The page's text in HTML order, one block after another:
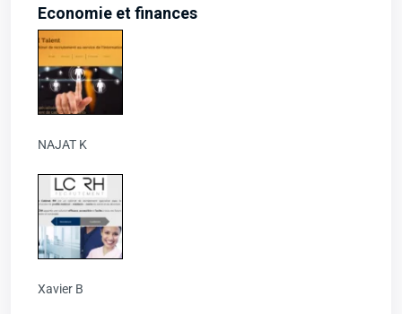
Economie et finances
NAJAT K
Xavier B